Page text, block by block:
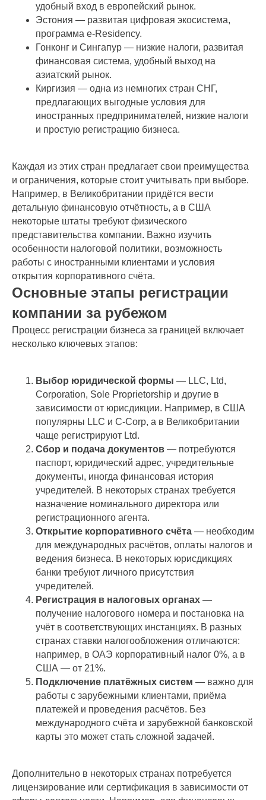
удобный вход в европейский рынок.
Эстония — развитая цифровая экосистема,
программа e-Residency.
Гонконг и Сингапур — низкие налоги, развитая
финансовая система, удобный выход на
азиатский рынок.
Киргизия — одна из немногих стран СНГ,
предлагающих выгодные условия для
иностранных предпринимателей, низкие налоги
и простую регистрацию бизнеса.
Каждая из этих стран предлагает свои преимущества
и ограничения, которые стоит учитывать при выборе.
Например, в Великобритании придётся вести
детальную финансовую отчётность, а в США
некоторые штаты требуют физического
представительства компании. Важно изучить
особенности налоговой политики, возможность
работы с иностранными клиентами и условия
открытия корпоративного счёта.
Основные этапы регистрации
компании за рубежом
Процесс регистрации бизнеса за границей включает
несколько ключевых этапов:
Выбор юридической формы — LLC, Ltd,
Corporation, Sole Proprietorship и другие в
зависимости от юрисдикции. Например, в США
популярны LLC и C-Corp, а в Великобритании
чаще регистрируют Ltd.
Сбор и подача документов — потребуются
паспорт, юридический адрес, учредительные
документы, иногда финансовая история
учредителей. В некоторых странах требуется
назначение номинального директора или
регистрационного агента.
Открытие корпоративного счёта — необходим
для международных расчётов, оплаты налогов и
ведения бизнеса. В некоторых юрисдикциях
банки требуют личного присутствия
учредителей.
Регистрация в налоговых органах —
получение налогового номера и постановка на
учёт в соответствующих инстанциях. В разных
странах ставки налогообложения отличаются:
например, в ОАЭ корпоративный налог 0%, а в
США — от 21%.
Подключение платёжных систем — важно для
работы с зарубежными клиентами, приёма
платежей и проведения расчётов. Без
международного счёта и зарубежной банковской
карты это может стать сложной задачей.
Дополнительно в некоторых странах потребуется
лицензирование или сертификация в зависимости от